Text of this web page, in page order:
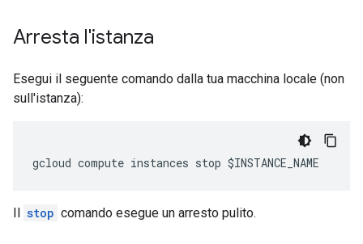
Arresta l'istanza
Esegui il seguente comando dalla tua macchina locale (non
sull'istanza):
Il stop comando esegue un arresto pulito.